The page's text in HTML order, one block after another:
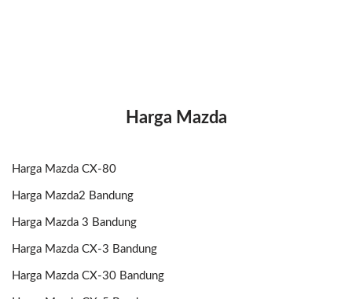
Harga Mazda
Harga Mazda CX-80
Harga Mazda2 Bandung
Harga Mazda 3 Bandung
Harga Mazda CX-3 Bandung
Harga Mazda CX-30 Bandung